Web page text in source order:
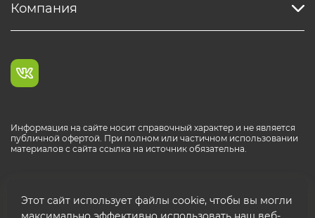
Компания
Информация на сайте носит справочный характер и не является
публичной офертой. При полном или частичном использовании
материалов с сайта ссылка на источник обязательна.
Этот сайт использует файлы cookie, чтобы вы могли